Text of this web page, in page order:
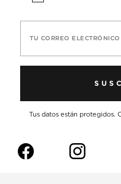
TU CORREO ELECTRÓNICO
Tus datos están protegidos.
f i